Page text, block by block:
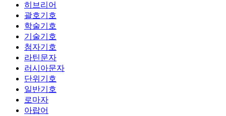
히브리어
괄호기호
학술기호
기술기호
첨자기호
라틴문자
러시아문자
단위기호
일반기호
로마자
아랍어